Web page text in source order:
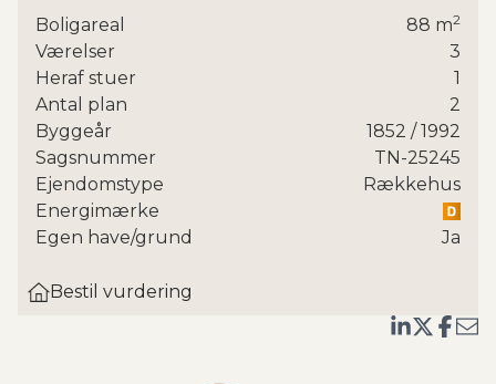
trygge cykelstier kommer I let og sikkert til
Roskilde Station. Samtidig bor I i en levende landsby
med skole og daginstitutioner tæt på – og med kort
afstand til både Roskilde og naturskønne
Hedeland.Ydermere sparer ejerforeningen op
til nyt tag, hvoraf sælger har forudbetalt
andelen for lejligheden.
Midt i den charmerende landsby Vindinge finder I
dette indbydende rækkehus på 88 kvm – en del af
Her får I ikke bare en veldisponeret bolig, men også
en hverdag i et trygt og uformelt naboskab, hvor
Boligareal 88 m2
Værelser
3
Heraf stuer
1
Antal plan
2
Byggeår
1852 / 1992
Sagsnummer
TN-25245
Ejendomstype
Rækkehus
Energimærke
Egen have/grund
Ja
Bestil vurdering